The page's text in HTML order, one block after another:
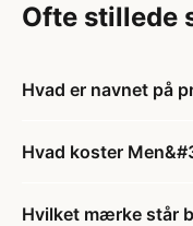
Ofte stillede
Hvad er navnet på
Hvad koster
Hvilket mærke står